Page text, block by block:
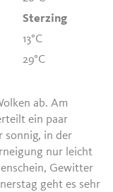
Sterzing
13°C
29°C
ab. Am
ein paar
sonnig, in der
nur leicht
Gewitter
geht es sehr